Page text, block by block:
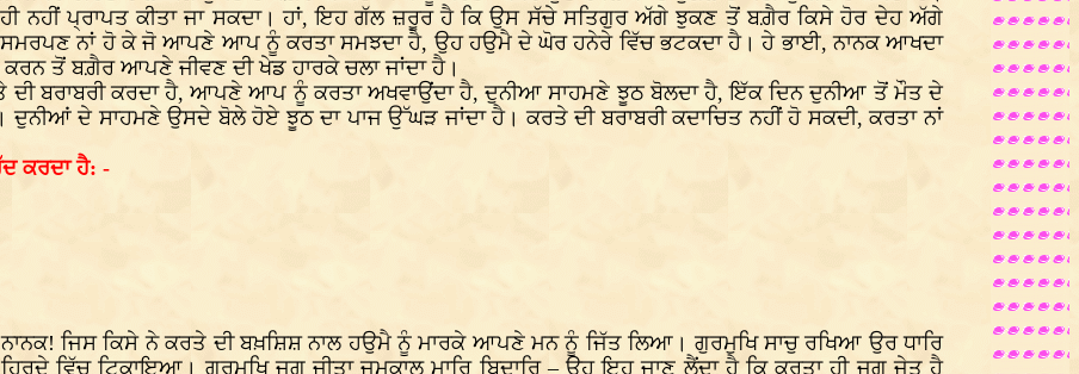
ਨਹੀਂ ਪ੍ਰਾਪਤ ਕੀਤਾ ਜਾ ਸਕਦਾ। ਹਾਂ, ਇਹ ਗੱਲ ਜ਼ਰੂਰ ਹੈ ਕਿ ਉਸ ਸੱਚੇ ਸਤਿਗੁਰ ਅੱਗੇ ਝੁਕਣ ਤੋਂ ਬਗ਼ੈਰ ਕਿਸੇ ਹੋਰ ਦੇਹ ਅੱਗੇ
ਨਾਂ ਹੋ ਕੇ ਜੋ ਆਪਣੇ ਆਪ ਨੂੰ ਕਰਤਾ ਸਮਝਦਾ ਹੈ, ਉਹ ਹਉਮੈ ਦੇ ਘੋਰ ਹਨੇਰੇ ਵਿੱਚ ਭਟਕਦਾ ਹੈ। ਹੇ ਭਾਈ, ਨਾਨਕ ਆਖਦਾ
ਤੋਂ ਬਗ਼ੈਰ ਆਪਣੇ ਜੀਵਣ ਦੀ ਖੇਡ ਹਾਰਕੇ ਚਲਾ ਜਾਂਦਾ ਹੈ।
ਦੀ ਬਰਾਬਰੀ ਕਰਦਾ ਹੈ, ਆਪਣੇ ਆਪ ਨੂੰ ਕਰਤਾ ਅਖਵਾਉਂਦਾ ਹੈ, ਦੁਨੀਆ ਸਾਹਮਣੇ ਝੂਠ ਬੋਲਦਾ ਹੈ, ਇੱਕ ਦਿਨ ਦੁਨੀਆ ਤੋਂ ਮੌਤ ਦੇ
ਦੁਨੀਆਂ ਦੇ ਸਾਹਮਣੇ ਉਸਦੇ ਬੋਲੇ ਹੋਏ ਝੂਠ ਦਾ ਪਾਜ ਉੱਘੜ ਜਾਂਦਾ ਹੈ। ਕਰਤੇ ਦੀ ਬਰਾਬਰੀ ਕਦਾਚਿਤ ਨਹੀਂ ਹੋ ਸਕਦੀ, ਕਰਤਾ ਨਾਂ
ਕਰਦਾ ਹੈ: -
ਜਿਸ ਕਿਸੇ ਨੇ ਕਰਤੇ ਦੀ ਬਖ਼ਸ਼ਿਸ਼ ਨਾਲ ਹਉਮੈ ਨੂੰ ਮਾਰਕੇ ਆਪਣੇ ਮਨ ਨੂੰ ਜਿੱਤ ਲਿਆ। ਗੁਰਮੁਖਿ ਸਾਚੁ ਰਖਿਆ ਉਰ ਧਾਰਿ
ਵਿੱਚ ਟਿਕਾਇਆ। ਗੁਰਮੁਖਿ ਜਗੁ ਜੀਤਾ ਜਮਕਾਲੁ ਮਾਰਿ ਬਿਦਾਰਿ – ਉਹ ਇਹ ਜਾਣ ਲੈਂਦਾ ਹੈ ਕਿ ਕਰਤਾ ਹੀ ਜਗ ਜੇਤੂ ਹੈ